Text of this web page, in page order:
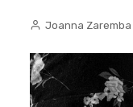
Joanna Zaremba